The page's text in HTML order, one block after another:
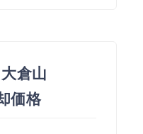
倉山
価格